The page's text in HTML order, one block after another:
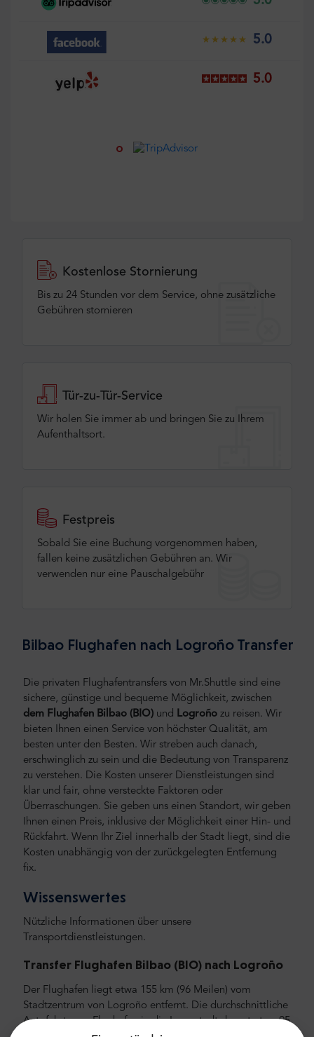
5.0
5.0
Kostenlose Stornierung
Bis zu 24 Stunden vor dem Service, ohne zusätzliche
Gebühren stornieren
Tür-zu-Tür-Service
Wir holen Sie immer ab und bringen Sie zu Ihrem
Aufenthaltsort.
Festpreis
Sobald Sie eine Buchung vorgenommen haben,
fallen keine zusätzlichen Gebühren an. Wir
verwenden nur eine Pauschalgebühr
Bilbao Flughafen nach Logroño Transfer
Die privaten Flughafentransfers von Mr.Shuttle sind eine
sichere, günstige und bequeme Möglichkeit, zwischen
dem Flughafen Bilbao (BIO) und Logroño zu reisen. Wir
bieten Ihnen einen Service von höchster Qualität, am
besten unter den Besten. Wir streben auch danach,
erschwinglich zu sein und die Bedeutung von Transparenz
zu verstehen. Die Kosten unserer Dienstleistungen sind
klar und fair, ohne versteckte Faktoren oder
Überraschungen. Sie geben uns einen Standort, wir geben
Ihnen einen Preis, inklusive der Möglichkeit einer Hin- und
Rückfahrt. Wenn Ihr Ziel innerhalb der Stadt liegt, sind die
Kosten unabhängig von der zurückgelegten Entfernung
fix.
Wissenswertes
Nützliche Informationen über unsere
Transportdienstleistungen.
Transfer Flughafen Bilbao (BIO) nach Logroño
Der Flughafen liegt etwa 155 km (96 Meilen) vom
Stadtzentrum von Logroño entfernt. Die durchschnittliche
Autofahrt vom Flughafen in die Innenstadt dauert etwa 95